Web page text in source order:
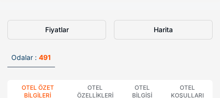
Fiyatlar Harita
Odalar : 491
OTEL ÖZET
BILGILERI
OTEL
ÖZELLIKLERI
OTEL
BILGISI
OTEL
KOŞULLARI